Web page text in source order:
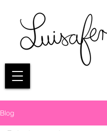
Blog